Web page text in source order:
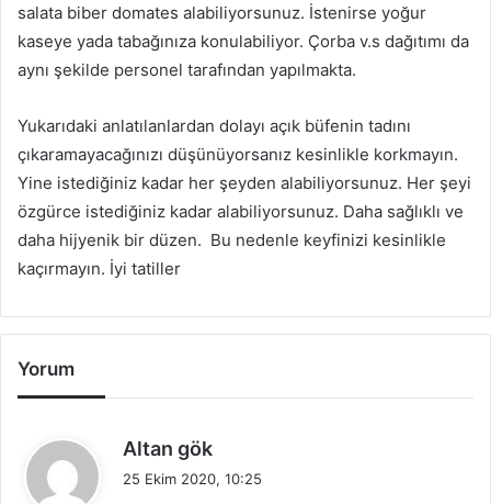
salata biber domates alabiliyorsunuz. İstenirse yoğur
kaseye yada tabağınıza konulabiliyor. Çorba v.s dağıtımı da
aynı şekilde personel tarafından yapılmakta.
Yukarıdaki anlatılanlardan dolayı açık büfenin tadını
çıkaramayacağınızı düşünüyorsanız kesinlikle korkmayın.
Yine istediğiniz kadar her şeyden alabiliyorsunuz. Her şeyi
özgürce istediğiniz kadar alabiliyorsunuz. Daha sağlıklı ve
daha hijyenik bir düzen. Bu nedenle keyfinizi kesinlikle
kaçırmayın. İyi tatiller
Yorum
Altan gök
d
25 Ekim 2020, 10:25